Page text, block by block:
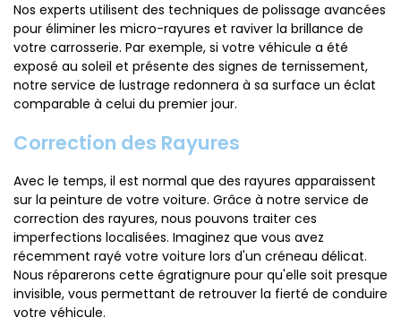
Nos experts utilisent des techniques de polissage avancées
pour éliminer les micro-rayures et raviver la brillance de
votre carrosserie. Par exemple, si votre véhicule a été
exposé au soleil et présente des signes de ternissement,
notre service de lustrage redonnera à sa surface un éclat
comparable à celui du premier jour.
Correction des Rayures
Avec le temps, il est normal que des rayures apparaissent
sur la peinture de votre voiture. Grâce à notre service de
correction des rayures, nous pouvons traiter ces
imperfections localisées. Imaginez que vous avez
récemment rayé votre voiture lors d'un créneau délicat.
Nous réparerons cette égratignure pour qu'elle soit presque
invisible, vous permettant de retrouver la fierté de conduire
votre véhicule.